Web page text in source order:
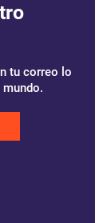
tu correo lo